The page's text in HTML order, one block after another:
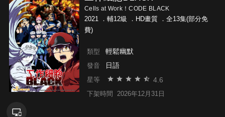
Cells at Work！CODE BLACK
2021 ． 輔12級
．HD畫質 ．全13集(部分免
費)
類型 輕鬆幽默
發音 日語
星等 4.6
下架時間 2026年12月31日